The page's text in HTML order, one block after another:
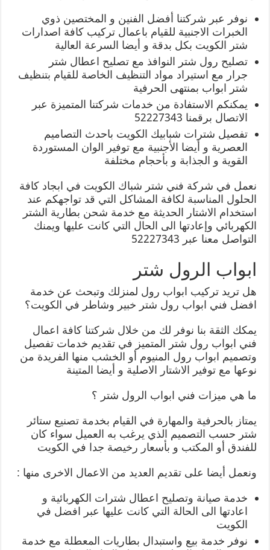
نوفر عبر شركتنا أفضل الفنين و المختصين ذوي
الخبرات الاجنبية للقيام باعمال تركيب كافة اصدارات
شتر الكويت بكل بدقة و أيضا السرعة العالية
تصليح رول شتر النوافذ مع تصليح اعطال شتر
جرار مع استيراد مواد التنظيف الخاصة للقيام بتنظيف
شتر ابواب بمنتهى الحرفية
يمكنكم الاستفادة من خدمات شركتنا المتميزة عبر
الاتصال برقمنا 52227343
تفصيل شترات شبابيك الكويت باحدث التصاميم
العصرية و أيضا الأجنبية مع توفير الوان المستوردة
القوية و الجذابة و بأحجام مختلفة
نعمل في شركة فني شتر شباك الكويت في ابجاد كافة
الحلول المناسبة لكافة المشاكل التي قد تواجهكم عند
استخدام الاشتار الحديثة مع خدمة شحن بطارية الشتر
الكهربائي وإعادتها الى الحال التي كانت عليها ويمنك
التواصل معنا عبر 52227343
ابواب الرول شتر
هل تريد تركيب ابواب رول لمنزلك وتبحث عن خدمة
افضل فني ابواب رول شتر خبير وشاطر في الكويت؟
يمكك الثقة بنا نوفر لك من خلال شركتنا كافة اعمال
فني ابواب رول شتر المتميز في تقديم خدمات تفصيل
وتصميم ابواب رول المنيوم أو الخشب منها الفريدة من
نوعها مع توفير الاشتار الاصلية و أيضا المتينة
ما هي ميزات فني ابواب الرول شتر ؟
يمتاز بالحرفية والمهارة في القيام بخدمة تصنيع ستائر
شتر حسب التصميم الذي يرغب به العميل سواء كان
للفندق أو المكتب و بأسعار رخيصة جدا في الكويت
ونعمل أيضا على تقديم العديد من الاعمال الاخرى منها :
خدمة صيانة وتصليح اعطال شترات الكهربائية و
اعادتها الى الحالة التي كانت عليها عبر افضل في
الكويت
نوفر خدمة بيع واستبدال بطاريات المعطلة مع خدمة